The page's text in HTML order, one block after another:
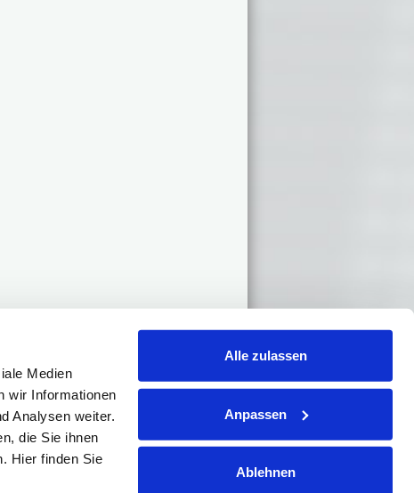
Medien
wir Informationen
Analysen weiter.
die Sie ihnen
Hier finden Sie
Alle zulassen
Anpassen
Ablehnen